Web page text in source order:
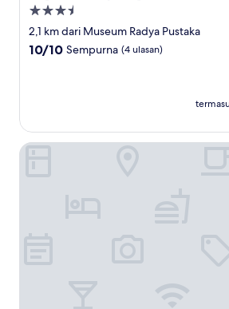
Properti
bintang
3.5
2,1 km dari Museum Radya Pustaka
10.0
10/10 Sempurna (4 ulasan)
Arini Hotel